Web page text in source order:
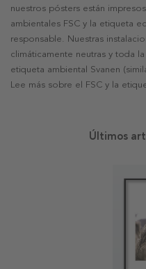
nuestros pósters están
ambientales FSC y la etiqueta
responsable. Nuestras
climáticamente neutras y toda
etiqueta ambiental Svanen
Lee más sobre el FSC y la
Últimos